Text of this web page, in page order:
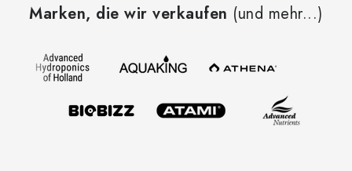
Marken, die wir verkaufen (und mehr...)